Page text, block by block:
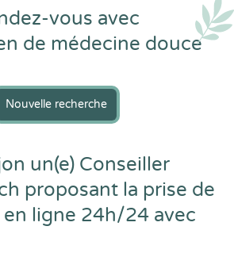
vous avec
de médecine douce
Nouvelle recherche
un(e) Conseiller
proposant la prise de
ligne 24h/24 avec